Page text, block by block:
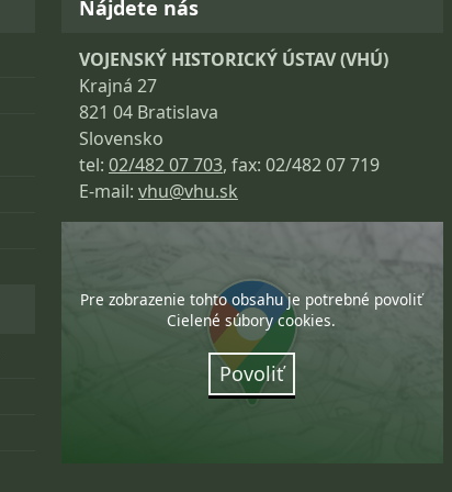
Nájdete nás
VOJENSKÝ HISTORICKÝ ÚSTAV (VHÚ)
Krajná 27
821 04 Bratislava
Slovensko
tel: 02/482 07 703, fax: 02/482 07 719
E-mail: vhu@vhu.sk
Pre zobrazenie tohto obsahu je potrebné povoliť
Cielené súbory cookies.
Povoliť